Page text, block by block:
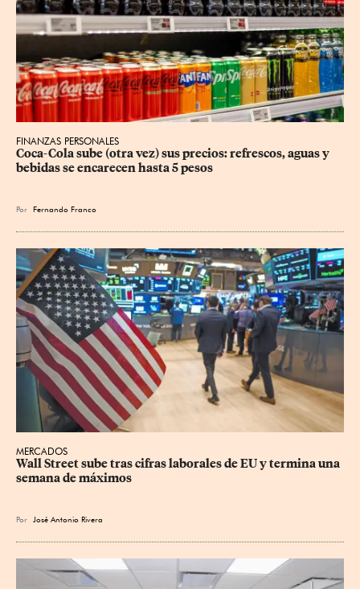
FINANZAS PERSONALES
Coca-Cola sube (otra vez) sus precios: refrescos, aguas y
bebidas se encarecen hasta 5 pesos
Por Fernando Franco
MERCADOS
Wall Street sube tras cifras laborales de EU y termina una
semana de máximos
Por José Antonio Rivera